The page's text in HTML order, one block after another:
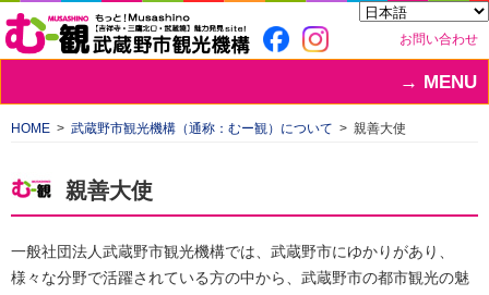
お問い合わせ
MENU
HOME 武蔵野市観光機構（通称：むー観）について 親善大使
親善大使
一般社団法人武蔵野市観光機構では、武蔵野市にゆかりがあり、
様々な分野で活躍されている方の中から、武蔵野市の都市観光の魅